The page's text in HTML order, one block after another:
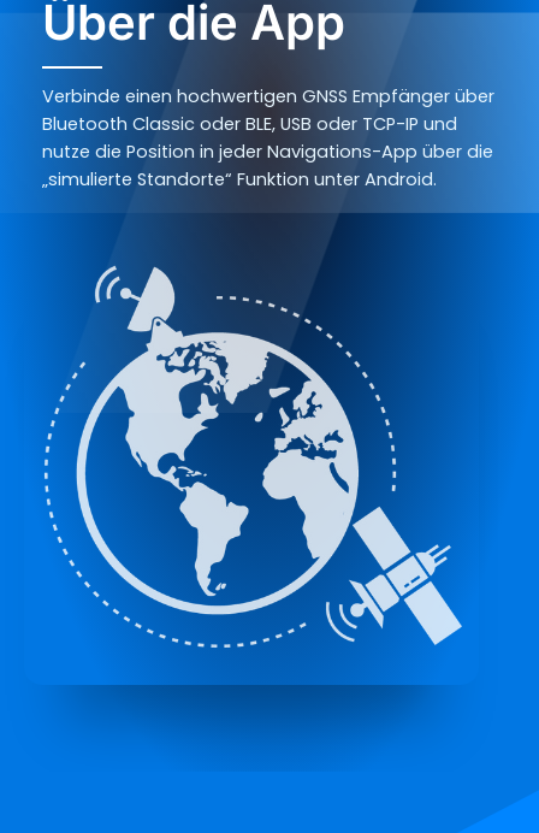
Über die App
Verbinde einen hochwertigen GNSS Empfänger über
Bluetooth Classic oder BLE, USB oder TCP-IP und
nutze die Position in jeder Navigations-App über die
„simulierte Standorte“ Funktion unter Android.